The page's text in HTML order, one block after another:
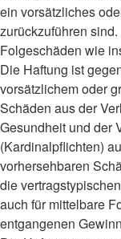
ein vorsätzliches
zurückzuführen
Folgeschäden wie
Die Haftung ist
vorsätzlichem oder
Schäden aus der
Gesundheit und der
(Kardinalpflichten)
vorhersehbaren
die
auch für mittelbare
entgangenen